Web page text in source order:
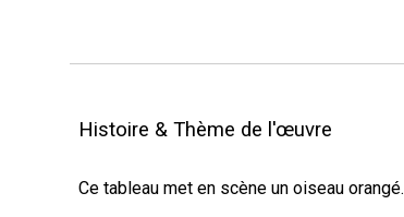
Histoire & Thème de l'œuvre
Ce tableau met en scène un oiseau orangé.